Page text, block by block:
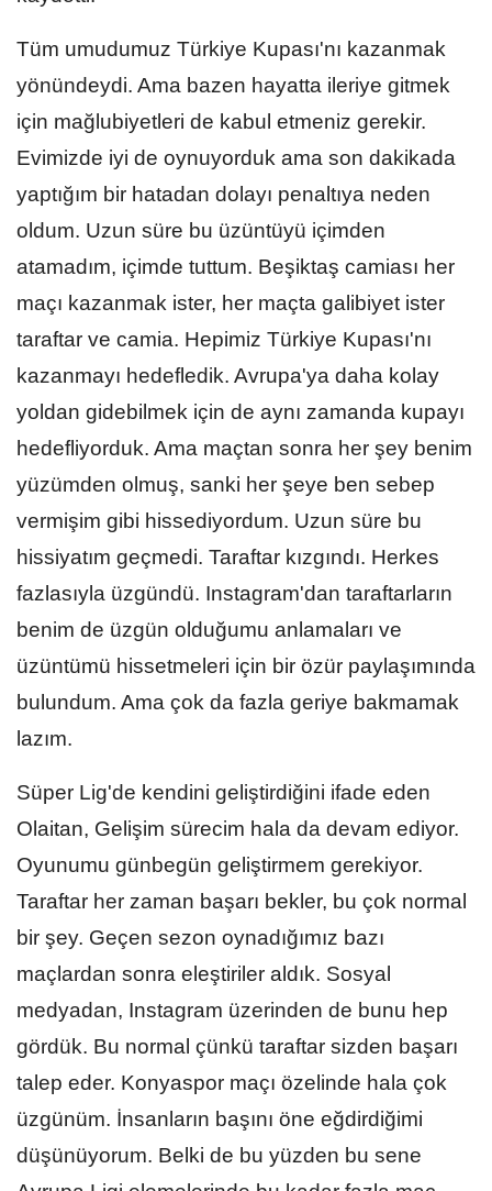
Tüm umudumuz Türkiye Kupası'nı kazanmak
yönündeydi. Ama bazen hayatta ileriye gitmek
için mağlubiyetleri de kabul etmeniz gerekir.
Evimizde iyi de oynuyorduk ama son dakikada
yaptığım bir hatadan dolayı penaltıya neden
oldum. Uzun süre bu üzüntüyü içimden
atamadım, içimde tuttum. Beşiktaş camiası her
maçı kazanmak ister, her maçta galibiyet ister
taraftar ve camia. Hepimiz Türkiye Kupası'nı
kazanmayı hedefledik. Avrupa'ya daha kolay
yoldan gidebilmek için de aynı zamanda kupayı
hedefliyorduk. Ama maçtan sonra her şey benim
yüzümden olmuş, sanki her şeye ben sebep
vermişim gibi hissediyordum. Uzun süre bu
hissiyatım geçmedi. Taraftar kızgındı. Herkes
fazlasıyla üzgündü. Instagram'dan taraftarların
benim de üzgün olduğumu anlamaları ve
üzüntümü hissetmeleri için bir özür paylaşımında
bulundum. Ama çok da fazla geriye bakmamak
lazım.
Süper Lig'de kendini geliştirdiğini ifade eden
Olaitan, Gelişim sürecim hala da devam ediyor.
Oyunumu günbegün geliştirmem gerekiyor.
Taraftar her zaman başarı bekler, bu çok normal
bir şey. Geçen sezon oynadığımız bazı
maçlardan sonra eleştiriler aldık. Sosyal
medyadan, Instagram üzerinden de bunu hep
gördük. Bu normal çünkü taraftar sizden başarı
talep eder. Konyaspor maçı özelinde hala çok
üzgünüm. İnsanların başını öne eğdirdiğimi
düşünüyorum. Belki de bu yüzden bu sene